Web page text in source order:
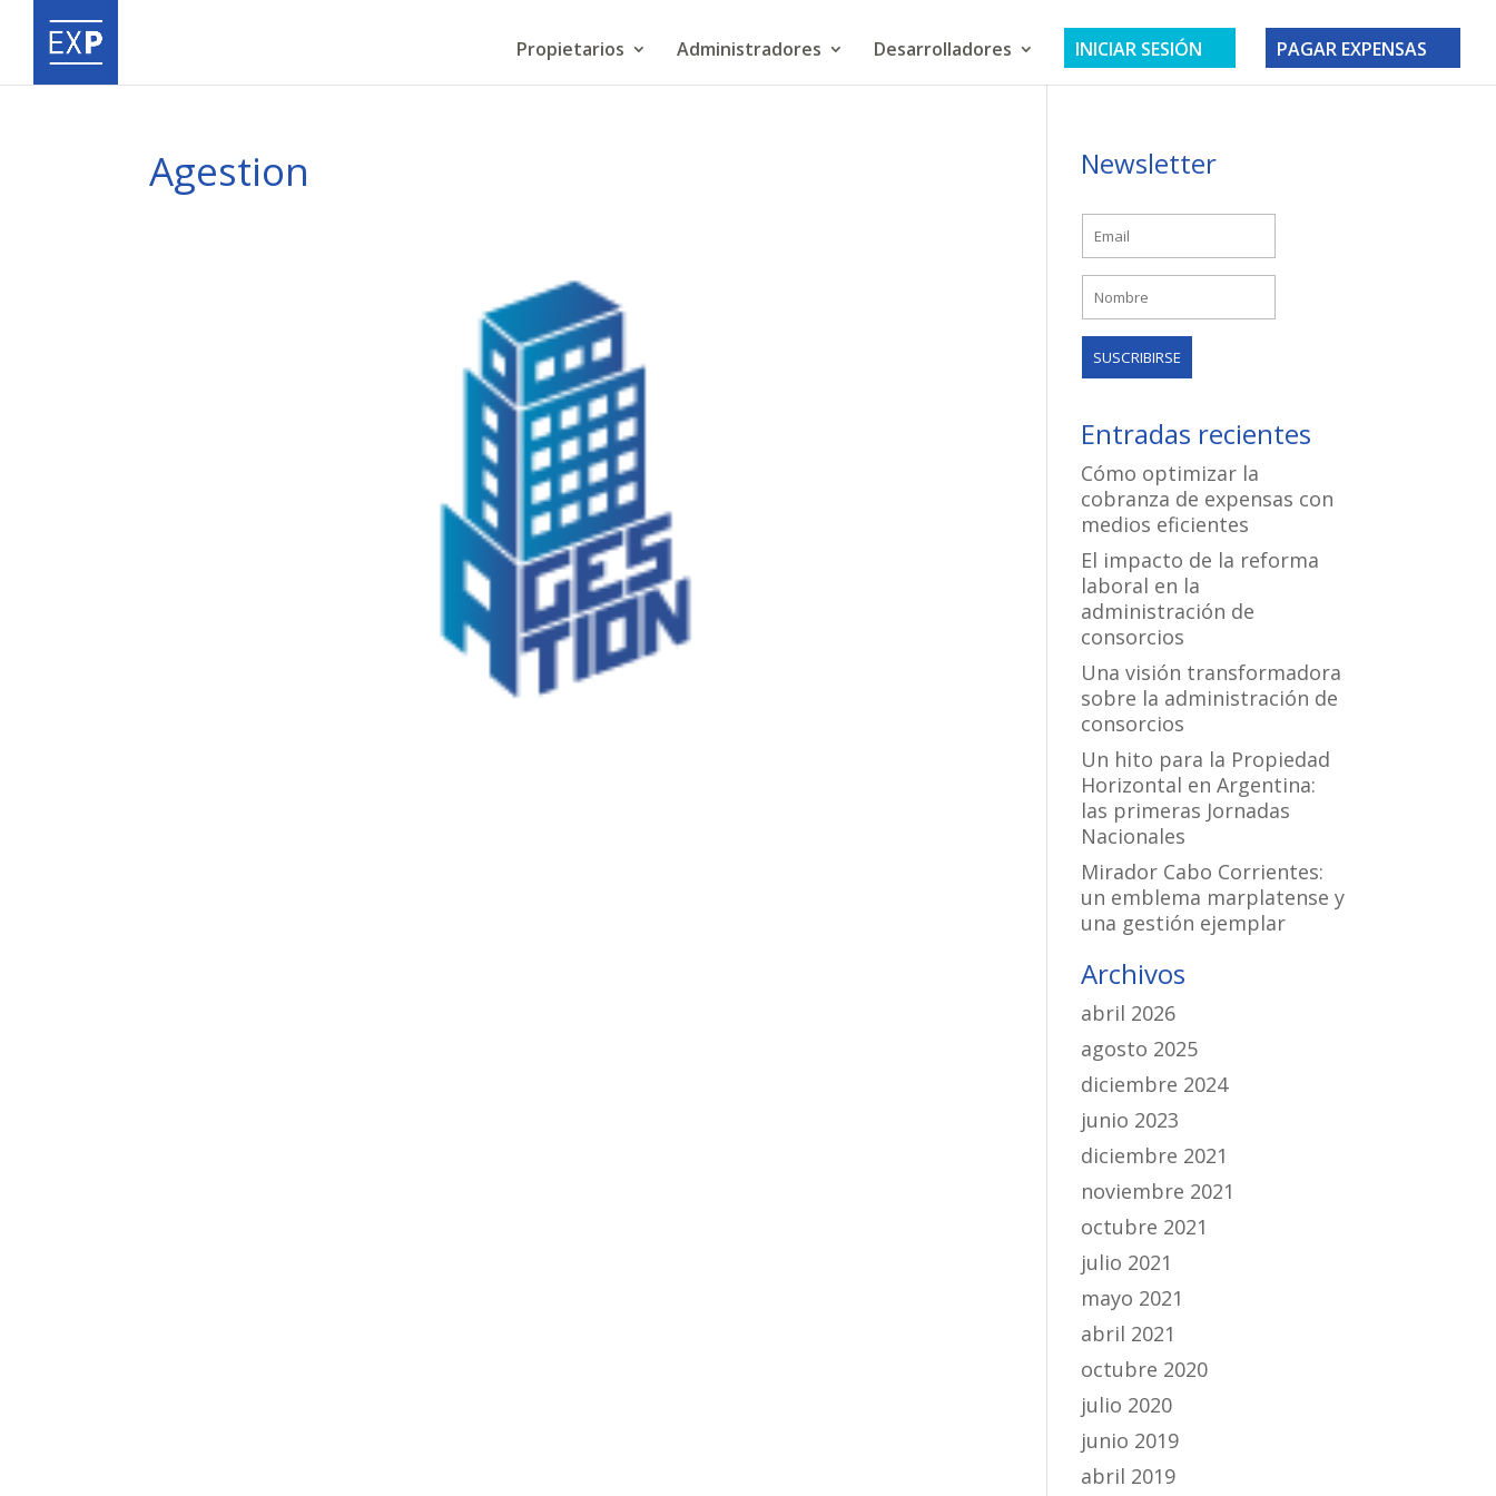
Propietarios Administradores Desarrolladores INICIAR SESIÓN PAGAR EXPENSAS
Agestion Newsletter
Entradas recientes
Cómo optimizar la
cobranza de expensas con
medios eficientes
El impacto de la reforma
laboral en la
administración de
consorcios
Una visión transformadora
sobre la administración de
consorcios
Un hito para la Propiedad
Horizontal en Argentina:
las primeras Jornadas
Nacionales
Mirador Cabo Corrientes:
un emblema marplatense y
una gestión ejemplar
Archivos
abril 2026
agosto 2025
diciembre 2024
junio 2023
diciembre 2021
noviembre 2021
octubre 2021
julio 2021
mayo 2021
abril 2021
octubre 2020
julio 2020
junio 2019
abril 2019